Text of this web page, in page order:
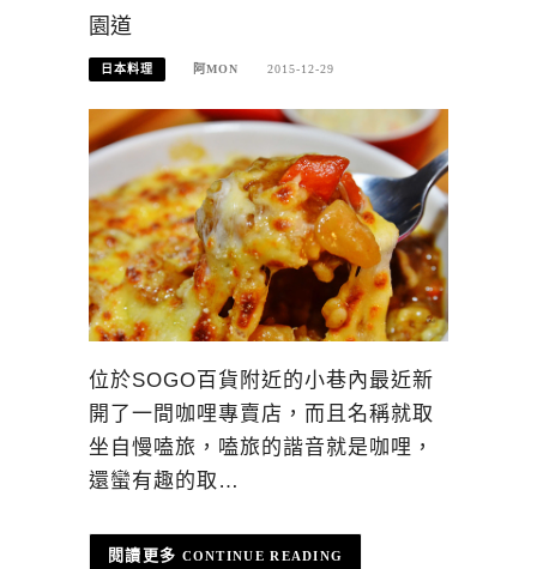
園道
日本料理 阿MON 2015-12-29
位於SOGO百貨附近的小巷內最近新
開了一間咖哩專賣店，而且名稱就取
坐自慢嗑旅，嗑旅的諧音就是咖哩，
還蠻有趣的取…
CONTINUE READING